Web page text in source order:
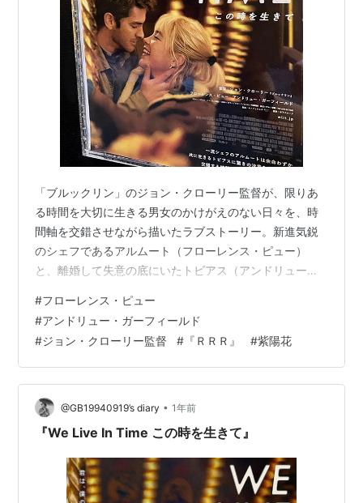
「ブルックリン」のジョン・クローリー監督が、限りあ
る時間を大切に生きる男女のかけがえのない日々を、時
間軸を交錯させながら描いたラブストーリー。新進気鋭
のシェフであるアルムート（フローレンス・ピュー）
と、離婚して失意の底にいたトビアス（アンドリュー・
る。自由奔放なアルムートと慎重派のトビアスは幾度も
の危機を乗り越えながら、やがて一緒に暮らしはじめ、
娘が生まれ、家族としての絆を深めていく。 そんなある
日、自分の余命がわずかであることを知ったアルムート
は、トビアスに驚きの決意を告げる。（映画.comより）
（この作品は、話の序盤で、妻アルムートの命が…
#フローレンス・ピュー
#アンドリュー・ガーフィールド
#ジョン・クローリー監督 # 『ＲＲＲ』 #紫陽花
@GB19940919’s diary • 1年前
『We Live In Time この時を生きて』